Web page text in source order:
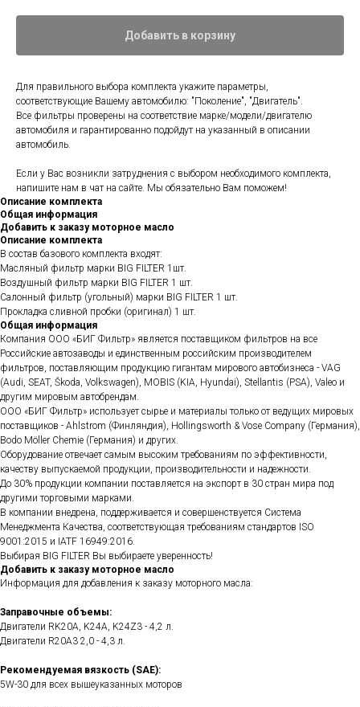
Добавить в корзину
Для правильного выбора комплекта укажите параметры,
соответствующие Вашему автомобилю: "Поколение", "Двигатель".
Все фильтры проверены на соответствие марке/модели/двигателю
автомобиля и гарантированно подойдут на указанный в описании
автомобиль.
Если у Вас возникли затруднения с выбором необходимого комплекта,
напишите нам в чат на сайте. Мы обязательно Вам поможем!
Описание комплекта
Общая информация
Добавить к заказу моторное масло
Описание комплекта
В состав базового комплекта входят:
Масляный фильтр марки BIG FILTER 1шт.
Воздушный фильтр марки BIG FILTER 1 шт.
Салонный фильтр (угольный) марки BIG FILTER 1 шт.
Прокладка сливной пробки (оригинал) 1 шт.
Общая информация
Компания ООО «БИГ Фильтр» является поставщиком фильтров на все
Российские автозаводы и единственным российским производителем
фильтров, поставляющим продукцию гигантам мирового автобизнеса - VAG
(Audi, SEAT, Škoda, Volkswagen), MOBIS (KIA, Hyundai), Stellantis (PSA), Valeo и
другим мировым автобрендам.
ООО «БИГ Фильтр» использует сырье и материалы только от ведущих мировых
поставщиков - Ahlstrom (Финляндия), Hollingsworth & Vose Company (Германия),
Bodo Möller Chemie (Германия) и других.
Оборудование отвечает самым высоким требованиям по эффективности,
качеству выпускаемой продукции, производительности и надежности.
До 30% продукции компании поставляется на экспорт в 30 стран мира под
другими торговыми марками.
В компании внедрена, поддерживается и совершенствуется Система
Менеджмента Качества, соответствующая требованиям стандартов ISO
9001:2015 и IATF 16949:2016.
Выбирая BIG FILTER Вы выбираете уверенность!
Добавить к заказу моторное масло
Информация для добавления к заказу моторного масла:
Заправочные объемы:
Двигатели RK20A, K24A, K24Z3 - 4,2 л.
Двигатели R20A3 2,0 - 4,3 л.
Рекомендуемая вязкость (SAE):
5W-30 для всех вышеуказанных моторов